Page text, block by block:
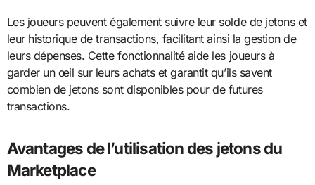
Les joueurs peuvent également suivre leur solde de jetons et
leur historique de transactions, facilitant ainsi la gestion de
leurs dépenses. Cette fonctionnalité aide les joueurs à
garder un œil sur leurs achats et garantit qu’ils savent
combien de jetons sont disponibles pour de futures
transactions.
Avantages de l’utilisation des jetons du
Marketplace